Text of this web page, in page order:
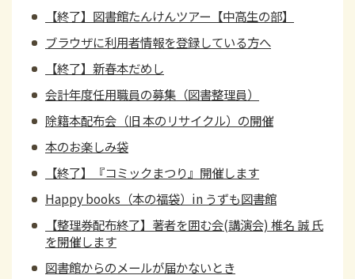
【終了】図書館たんけんツアー【中高生の部】
ブラウザに利用者情報を登録している方へ
【終了】新春本だめし
会計年度任用職員の募集（図書整理員）
除籍本配布会（旧 本のリサイクル）の開催
本のお楽しみ袋
【終了】『コミックまつり』開催します
Happy books（本の福袋）in うずも図書館
【整理券配布終了】著者を囲む会(講演会) 椎名 誠 氏
を開催します
図書館からのメールが届かないとき